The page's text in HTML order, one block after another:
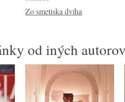
Zo smetiska dvíha
od iných